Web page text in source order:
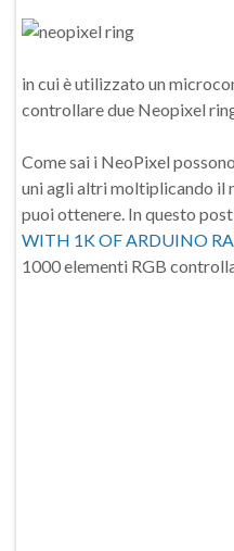
in cui è utilizzato un
controllare due Neopixel
Come sai i NeoPixel
uni agli altri moltiplicando il
puoi ottenere. In questo post
WITH 1K OF ARDUINO
1000 elementi RGB